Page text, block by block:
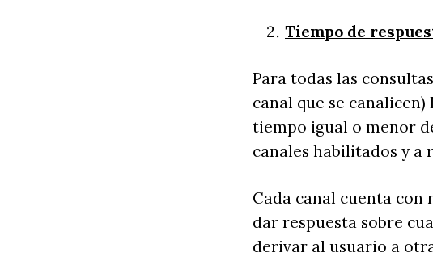
Tiempo de
Para todas las
canal que se
tiempo igual o menor
canales habilitados y a
Cada canal cuenta
dar respuesta sobre
derivar al usuario a